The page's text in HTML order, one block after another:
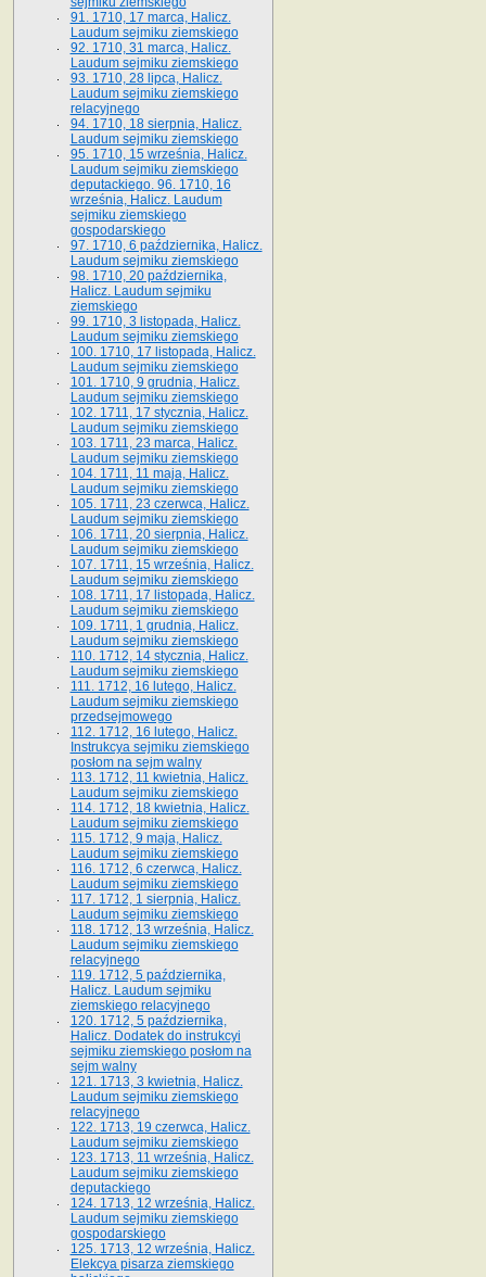
91. 1710, 17 marca, Halicz.
Laudum sejmiku ziemskiego
92. 1710, 31 marca, Halicz.
Laudum sejmiku ziemskiego
93. 1710, 28 lipca, Halicz.
Laudum sejmiku ziemskiego
relacyjnego
94. 1710, 18 sierpnia, Halicz.
Laudum sejmiku ziemskiego
95. 1710, 15 września, Halicz.
Laudum sejmiku ziemskiego
deputackiego. 96. 1710, 16
września, Halicz. Laudum
sejmiku ziemskiego
gospodarskiego
97. 1710, 6 października, Halicz.
Laudum sejmiku ziemskiego
98. 1710, 20 października,
Halicz. Laudum sejmiku
ziemskiego
99. 1710, 3 listopada, Halicz.
Laudum sejmiku ziemskiego
100. 1710, 17 listopada, Halicz.
Laudum sejmiku ziemskiego
101. 1710, 9 grudnia, Halicz.
Laudum sejmiku ziemskiego
102. 1711, 17 stycznia, Halicz.
Laudum sejmiku ziemskiego
103. 1711, 23 marca, Halicz.
Laudum sejmiku ziemskiego
104. 1711, 11 maja, Halicz.
Laudum sejmiku ziemskiego
105. 1711, 23 czerwca, Halicz.
Laudum sejmiku ziemskiego
106. 1711, 20 sierpnia, Halicz.
Laudum sejmiku ziemskiego
107. 1711, 15 września, Halicz.
Laudum sejmiku ziemskiego
108. 1711, 17 listopada, Halicz.
Laudum sejmiku ziemskiego
109. 1711, 1 grudnia, Halicz.
Laudum sejmiku ziemskiego
110. 1712, 14 stycznia, Halicz.
Laudum sejmiku ziemskiego
111. 1712, 16 lutego, Halicz.
Laudum sejmiku ziemskiego
przedsejmowego
112. 1712, 16 lutego, Halicz.
Instrukcya sejmiku ziemskiego
posłom na sejm walny
113. 1712, 11 kwietnia, Halicz.
Laudum sejmiku ziemskiego
114. 1712, 18 kwietnia, Halicz.
Laudum sejmiku ziemskiego
115. 1712, 9 maja, Halicz.
Laudum sejmiku ziemskiego
116. 1712, 6 czerwca, Halicz.
Laudum sejmiku ziemskiego
117. 1712, 1 sierpnia, Halicz.
Laudum sejmiku ziemskiego
118. 1712, 13 września, Halicz.
Laudum sejmiku ziemskiego
relacyjnego
119. 1712, 5 października,
Halicz. Laudum sejmiku
ziemskiego relacyjnego
120. 1712, 5 października,
Halicz. Dodatek do instrukcyi
sejmiku ziemskiego posłom na
sejm walny
121. 1713, 3 kwietnia, Halicz.
Laudum sejmiku ziemskiego
relacyjnego
122. 1713, 19 czerwca, Halicz.
Laudum sejmiku ziemskiego
123. 1713, 11 września, Halicz.
Laudum sejmiku ziemskiego
deputackiego
124. 1713, 12 września, Halicz.
Laudum sejmiku ziemskiego
gospodarskiego
125. 1713, 12 września, Halicz.
Elekcya pisarza ziemskiego